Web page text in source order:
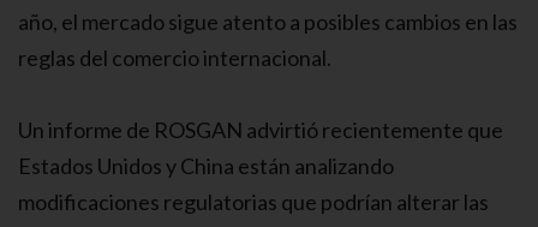
año, el mercado sigue atento a posibles cambios en las
reglas del comercio internacional.
Un informe de ROSGAN advirtió recientemente que
Estados Unidos y China están analizando
modificaciones regulatorias que podrían alterar las